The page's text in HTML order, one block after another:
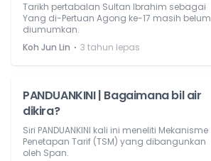
Tarikh pertabalan Sultan Ibrahim sebagai
Yang di-Pertuan Agong ke-17 masih belum
diumumkan.
Koh Jun Lin ⋅ 3 tahun lepas
PANDUANKINI | Bagaimana bil air
dikira?
Siri PANDUANKINI kali ini meneliti Mekanisme
Penetapan Tarif (TSM) yang dibangunkan
oleh Span.